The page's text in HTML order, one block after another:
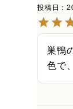
投稿日
巣鴨
色で